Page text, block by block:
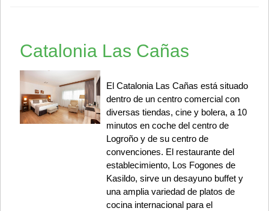
Catalonia Las Cañas
El Catalonia Las Cañas está situado
dentro de un centro comercial con
diversas tiendas, cine y bolera, a 10
minutos en coche del centro de
Logroño y de su centro de
convenciones. El restaurante del
establecimiento, Los Fogones de
Kasildo, sirve un desayuno buffet y
una amplia variedad de platos de
cocina internacional para el